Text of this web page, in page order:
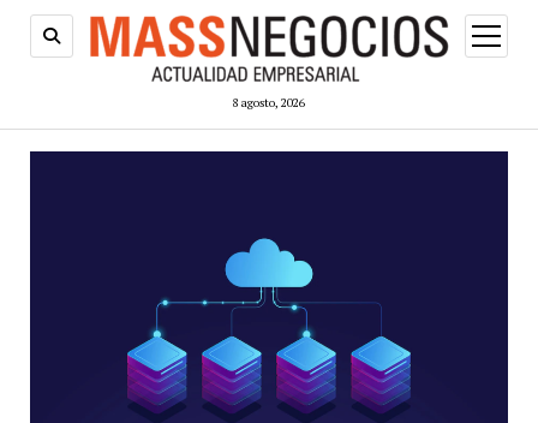
8 agosto, 2026
abrir
menú